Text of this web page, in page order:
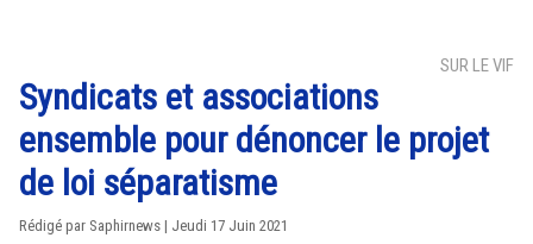
SUR LE VIF
Syndicats et associations
ensemble pour dénoncer le projet
de loi séparatisme
Rédigé par Saphirnews | Jeudi 17 Juin 2021